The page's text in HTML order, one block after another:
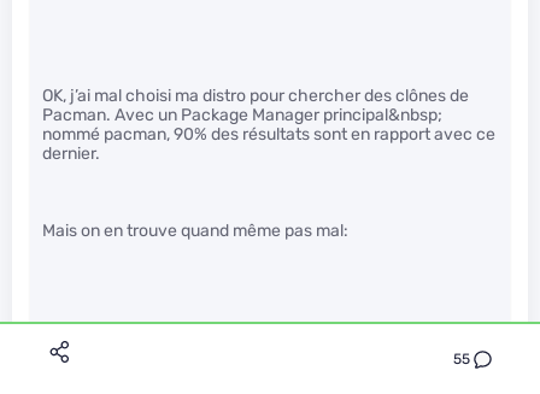
55
OK, j’ai mal choisi ma distro pour chercher des clônes de
Pacman. Avec un Package Manager principal&nbsp;
nommé pacman, 90% des résultats sont en rapport avec ce
dernier.
Mais on en trouve quand même pas mal:
ArchLinux a écrit :